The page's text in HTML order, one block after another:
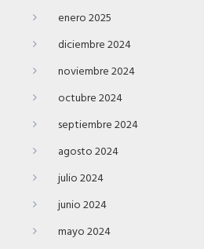
enero 2025
diciembre 2024
noviembre 2024
octubre 2024
septiembre 2024
agosto 2024
julio 2024
junio 2024
mayo 2024